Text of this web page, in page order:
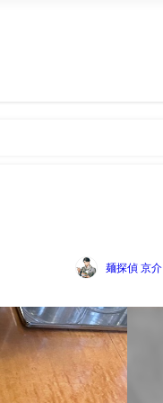
麺探偵 京介